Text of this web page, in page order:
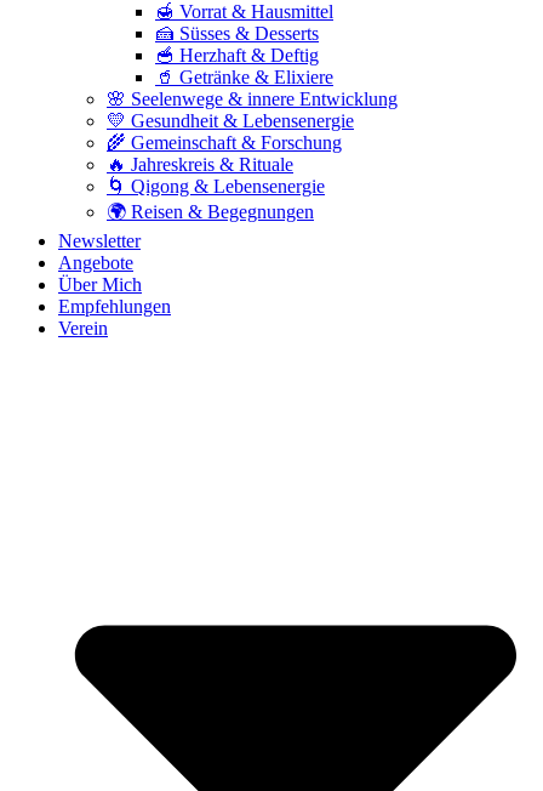
🍯 Vorrat & Hausmittel
🍰 Süsses & Desserts
🥣 Herzhaft & Deftig
🥤 Getränke & Elixiere
🌸 Seelenwege & innere Entwicklung
💛 Gesundheit & Lebensenergie
🌾 Gemeinschaft & Forschung
🔥 Jahreskreis & Rituale
🌀 Qigong & Lebensenergie
🌍 Reisen & Begegnungen
Newsletter
Angebote
Über Mich
Empfehlungen
Verein